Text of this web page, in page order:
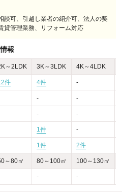
談可、引越し業者の紹介可、法人の契
貸管理業務、リフォーム対応
報
～2LDK 3K～3LDK 4K～4LDK
件 4件 -
- -
- -
1件 -
1件 2件
～80㎡ 80～100㎡ 100～130㎡
- -